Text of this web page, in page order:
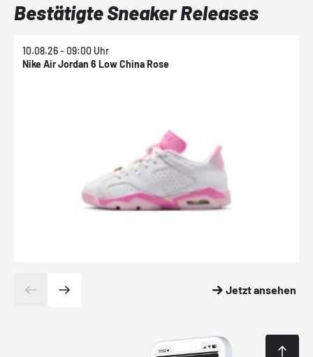
Bestätigte Sneaker Releases
10.08.26 - 09:00 Uhr
Nike Air Jordan 6 Low China Rose
Jetzt ansehen